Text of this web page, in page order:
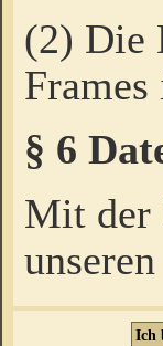
(2) Die
§ 6
Mit der